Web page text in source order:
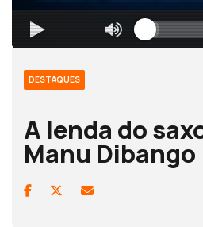
DESTAQUES
A lenda do
Manu Dibango